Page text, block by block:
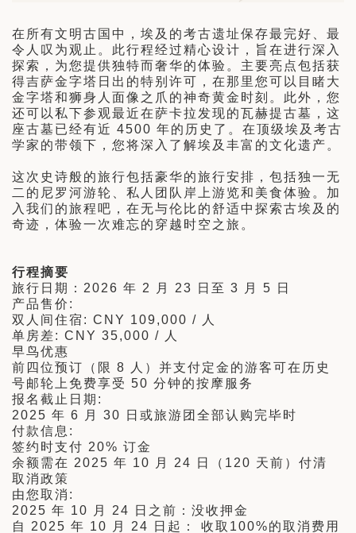
在所有文明古国中，埃及的考古遗址保存最完好、最
令人叹为观止。此行程经过精心设计，旨在进行深入
探索，为您提供独特而奢华的体验。主要亮点包括获
得吉萨金字塔日出的特别许可，在那里您可以目睹大
金字塔和狮身人面像之爪的神奇黄金时刻。此外，您
还可以私下参观最近在萨卡拉发现的瓦赫提古墓，这
座古墓已经有近 4500 年的历史了。在顶级埃及考古
学家的带领下，您将深入了解埃及丰富的文化遗产。
这次史诗般的旅行包括豪华的旅行安排，包括独一无
二的尼罗河游轮、私人团队岸上游览和美食体验。加
入我们的旅程吧，在无与伦比的舒适中探索古埃及的
奇迹，体验一次难忘的穿越时空之旅。
行程摘要
旅行日期：2026 年 2 月 23 日至 3 月 5 日
产品售价:
双人间住宿: CNY 109,000 / 人
单房差: CNY 35,000 / 人
早鸟优惠
前四位预订（限 8 人）并支付定金的游客可在历史
号邮轮上免费享受 50 分钟的按摩服务
报名截止日期:
2025 年 6 月 30 日或旅游团全部认购完毕时
付款信息:
签约时支付 20% 订金
余额需在 2025 年 10 月 24 日（120 天前）付清
取消政策
由您取消:
2025 年 10 月 24 日之前：没收押金
自 2025 年 10 月 24 日起： 收取100%的取消费用